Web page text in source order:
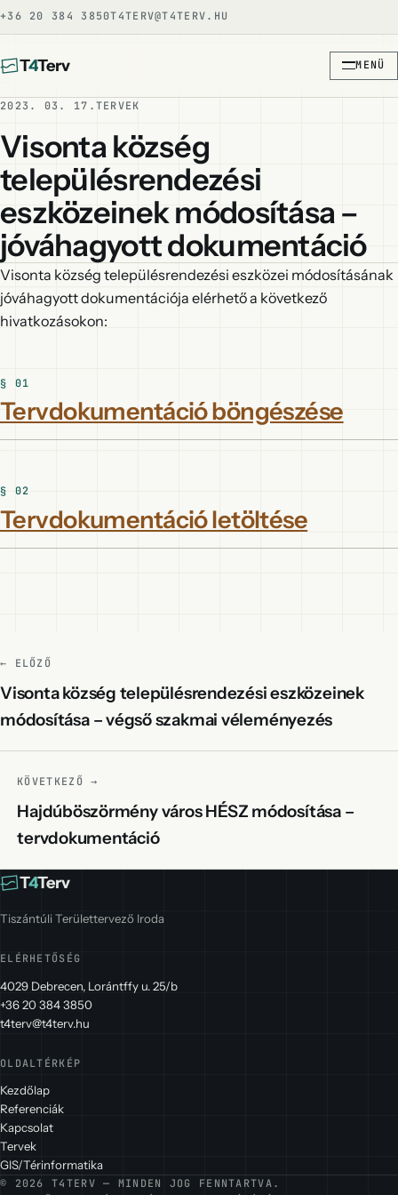
+36 20 384 3850T4TERV@T4TERV.HU
T4Terv MENÜ
2023. 03. 17.TERVEK
Visonta község
településrendezési
eszközeinek módosítása –
jóváhagyott dokumentáció
Visonta község településrendezési eszközei módosításának
jóváhagyott dokumentációja elérhető a következő
hivatkozásokon:
Tervdokumentáció böngészése
Tervdokumentáció letöltése
← ELŐZŐ
Visonta község településrendezési eszközeinek
módosítása – végső szakmai véleményezés
KÖVETKEZŐ →
Hajdúböszörmény város HÉSZ módosítása –
tervdokumentáció
T4Terv
Tiszántúli Területtervező Iroda
ELÉRHETŐSÉG
4029 Debrecen, Lorántffy u. 25/b
+36 20 384 3850
t4terv@t4terv.hu
OLDALTÉRKÉP
Kezdőlap
Referenciák
Kapcsolat
Tervek
GIS/Térinformatika
© 2026 T4TERV — MINDEN JOG FENNTARTVA.